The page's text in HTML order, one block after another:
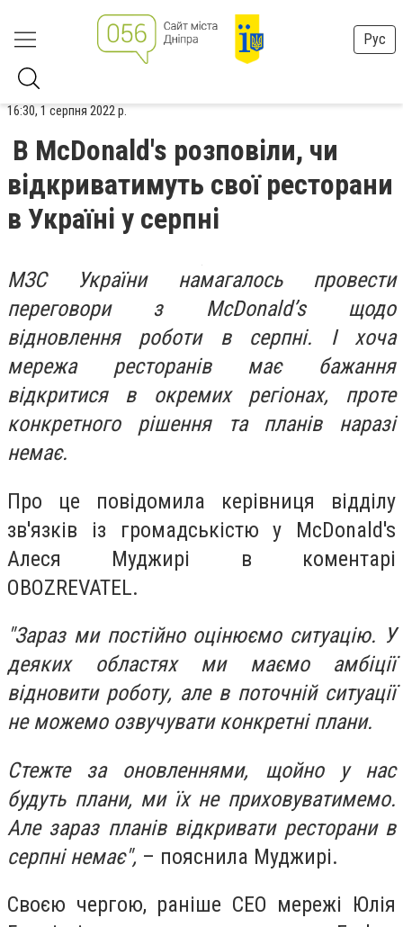
Рус
16:30, 1 серпня 2022 р.
В McDonald's розповіли, чи
відкриватимуть свої ресторани
в Україні у серпні
МЗС України намагалось провести
переговори з McDonald’s щодо
відновлення роботи в серпні. І хоча
мережа ресторанів має бажання
відкритися в окремих регіонах, проте
конкретного рішення та планів наразі
немає.
Про це повідомила керівниця відділу
зв'язків із громадськістю у McDonald's
Алеся Муджирі в коментарі
OBOZREVATEL.
"Зараз ми постійно оцінюємо ситуацію. У
деяких областях ми маємо амбіції
відновити роботу, але в поточній ситуації
не можемо озвучувати конкретні плани.
Стежте за оновленнями, щойно у нас
будуть плани, ми їх не приховуватимемо.
Але зараз планів відкривати ресторани в
серпні немає", – пояснила Муджирі.
Своєю чергою, раніше СЕО мережі Юлія